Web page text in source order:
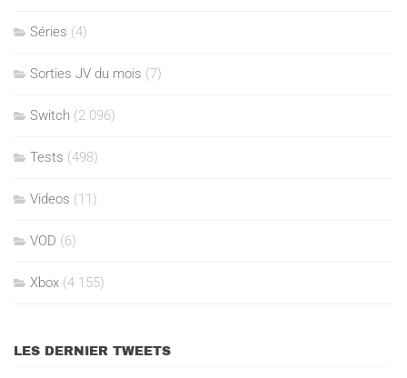
Séries (4)
Sorties JV du mois (7)
Switch (2 096)
Tests (498)
Videos (11)
VOD (6)
Xbox (4 155)
LES DERNIER TWEETS